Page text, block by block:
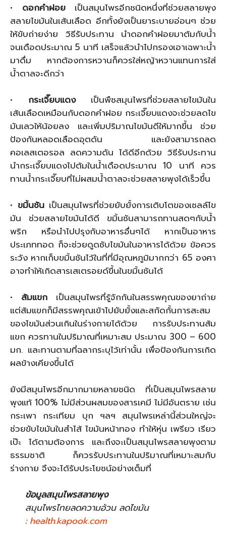
• ดอกคำฝอยเป็นสมุนไพรอีกชนิดหนึ่งที่ช่วยสลายพุง
สลายไขมันในเส้นเลือด อีกทั้งยังเป็นยาระบายอ่อนๆ ช่วย
ให้ขับถ่ายง่าย วิธีรับประทาน นำดอกคำฝอยมาต้มกับน้ำ
จนเดือดประมาณ 5 นาที เสร็จแล้วนำไปกรองเอาเฉพาะน้ำ
มาดื่ม หากต้องการหวานก็ควรใส่หญ้าหวานแทนการใส่
น้ำตาลจะดีกว่า
• กระเจี๊ยบแดงเป็นพืชสมุนไพรที่ช่วยสลายไขมันใน
เส้นเลือดเหมือนกับดอกคำฝอย กระเจี๊ยบแดงจะช่วยลดไข
มันเลวให้น้อยลง และเพิ่มปริมาณไขมันดีให้มากขึ้น ช่วย
ป้องกันหลอดเลือดอุตดัน และยังสามารถลด
คอเลสเตอรอล ลดความดัน ได้ดีอีกด้วย วิธีรับประทาน
นำกระเจี๊ยบแดงไปต้มในน้ำเดือดประมาณ 10 นาที ควร
ทานน้ำกระเจี๊ยบที่ไม่ผสมน้ำตาลจะช่วยสลายพุงได้เร็วขึ้น
• ขมิ้นชันเป็นสมุนไพรที่ช่วยยับยั้งการเติบโตของเซลล์ไข
มัน ช่วยสลายไขมันได้ดี ขมิ้นชันสามารถทานสดๆกับน้ำ
พริก หรือนำไปปรุงกับอาหารอื่นๆได้ หากเป็นอาหาร
ประเภททอด ก็จะช่วยดูดซับไขมันในอาหารได้ด้วย ข้อควร
ระวัง หากเก็บขมิ้นชันไว้ในที่ที่มีอุณหภูมิมากกว่า 65 องศา
อาจทำให้เกิดสารเสเตรอยด์ขึ้นในขมิ้นชันได้
• ส้มแขก เป็นสมุนไพรที่รู้จักกันในสรรพคุณของยาถ่าย
แต่ส้มแขกก็มีสรรพคุณเข้าไปยับยั้งและสกัดกั้นการสะสม
ของไขมันส่วนเกินในร่างกายได้ด้วย การรับประทานส้ม
แขก ควรทานในปริมาณที่เหมาะสม ประมาณ 300 – 600
มก. และทานตามที่ฉลากระบุไว้เท่านั้น เพื่อป้องกันการเกิด
ผลข้างเคียงขึ้นได้
ยังมีสมุนไพรอีกมากมายหลายชนิด ที่เป็นสมุนไพรสลาย
พุงแท้ 100% ไม่มีส่วนผสมของสารเคมี ไม่มีอันตราย เช่น
กระเพา กระเทียม บุก ฯลฯ สมุนไพรเหล่านี้ส่วนใหญ่จะ
ช่วยขับไขมันในสำไส้ ไขมันหน้าทอง ทำให้หุ่น เพรียว เรียว
เป๊ะ ได้ตามต้องการ และถึงจะเป็นสมุนไพรสลายพุงตาม
ธรรมชาติ ก็ควรรับประทานในปริมาณที่เหมาะสมกับ
ร่างกาย จึงจะได้รับประโยชน์อย่างเต็มที่
ข้อมูลสมุนไพรสลายพุง
สมุนไพรไทยลดความอ้วน ลดไขมัน
:health.kapook.com